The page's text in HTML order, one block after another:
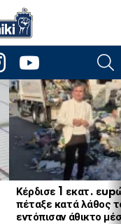
instagramyoutube
Κέρδισε 1 εκατ.
πέταξε κατά λάθος
εντόπισαν άθικτο